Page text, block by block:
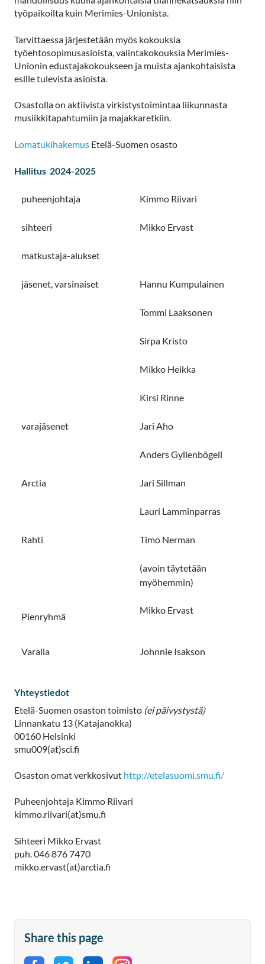
työpaikoilta kuin Merimies-Unionista.
Tarvittaessa järjestetään myös kokouksia
työehtosopimusasioista, valintakokouksia Merimies-
Unionin edustajakokoukseen ja muista ajankohtaisista
esille tulevista asioista.
Osastolla on aktiivista virkistystoimintaa liikunnasta
musiikkitapahtumiin ja majakkaretkiin.
Lomatukihakemus Etelä-Suomen osasto
Hallitus 2024-2025
puheenjohtaja Kimmo Riivari
sihteeri Mikko Ervast
matkustaja-alukset
jäsenet, varsinaiset Hannu Kumpulainen
Tommi Laaksonen
Sirpa Kristo
Mikko Heikka
Kirsi Rinne
varajäsenet Jari Aho
Anders Gyllenbögell
Arctia Jari Sillman
Lauri Lamminparras
Rahti Timo Nerman
(avoin täytetään
myöhemmin)
Pienryhmä
Mikko Ervast
Varalla Johnnie Isakson
Yhteystiedot
Etelä-Suomen osaston toimisto (ei päivystystä)
Linnankatu 13 (Katajanokka)
00160 Helsinki
smu009(at)sci.fi
Osaston omat verkkosivut http://etelasuomi.smu.fi/
Puheenjohtaja Kimmo Riivari
kimmo.riivari(at)smu.fi
Sihteeri Mikko Ervast
puh. 046 876 7470
mikko.ervast(at)arctia.fi
Share this page